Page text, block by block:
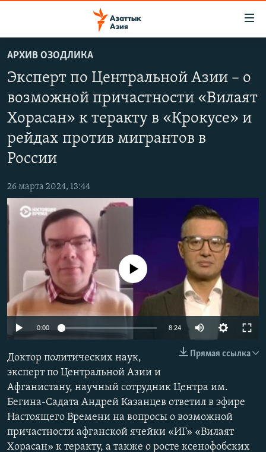
основному
содержанию
главной
навигации
Вернутся
поиску
ЦЕНТРАЛЬНАЯ АЗИЯ
КАЗАХСТАН
УЗБЕКИСТАН
ТАДЖИКИСТАН
НОВОСТИ
ВОЙНА В УКРАИНЕ
НА ДРУГИХ ЯЗЫКАХ
ЎЗБЕКЧА
ТОҶИКӢ
ПОДПИШИТЕСЬ НА НАС В СОЦСЕТЯХ
Все сайты РСЕ/РС
АРХИВ ОЗОДЛИКА
Эксперт по Центральной Азии – о
возможной причастности «Вилаят
Хорасан» к теракту в «Крокусе» и
рейдах против мигрантов в
России
26 марта 2024, 13:44
Auto 360p 480p
No media source currently available
0:00 8:24
480p
1080p
Прямая ссылка
Доктор политических наук,
эксперт по Центральной Азии и
Афганистану, научный сотрудник Центра им.
Бегина-Садата Андрей Казанцев ответил в эфире
Настоящего Времени на вопросы о возможной
причастности афганской ячейки «ИГ» «Вилаят
Хорасан» к теракту, а также о росте ксенофобских